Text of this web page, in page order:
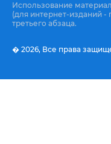
Использование
(для интернет-изданий -
третьего абзаца.
� 2026, Все права